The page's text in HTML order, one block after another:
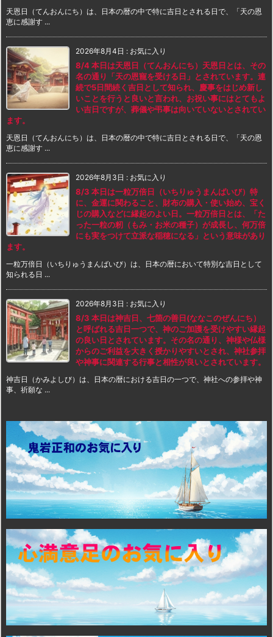
天恩日（てんおんにち）は、日本の暦の中で特に吉日とされる日で、「天の恩
恵に感謝す ...
2026年8月4日 : お気に入り
8/4 本日は天恩日（てんおんにち）天恩日とは、その
名の通り「天の恩寵を受ける日」とされています。連
続で5日間続く吉日として知られ、慶事をはじめ新し
いことを行うと良いと言われ、お祝い事にはとてもよ
い吉日ですが、葬儀や弔事は向いていないとされてい
ます。
天恩日（てんおんにち）は、日本の暦の中で特に吉日とされる日で、「天の恩
恵に感謝す ...
2026年8月3日 : お気に入り
8/3 本日は一粒万倍日（いちりゅうまんばいび）特
に、金運に関わること、財布の購入・使い始め、宝く
じの購入などに縁起のよい日。一粒万倍日とは、「た
った一粒の籾（もみ・お米の種子）が成長し、何万倍
にも実をつけて立派な稲穂になる」という意味があり
ます。
一粒万倍日（いちりゅうまんばいび）は、日本の暦において特別な吉日として
知られる日 ...
2026年8月3日 : お気に入り
8/3 本日は神吉日、七箇の善日(ななこのぜんにち）
と呼ばれる吉日一つで、神のご加護を受けやすい縁起
の良い日とされています。その名の通り、神様や仏様
からのご利益を大きく授かりやすいとされ、神社参拝
や神事に関連する行事と相性が良いとされています。
神吉日（かみよしび）は、日本の暦における吉日の一つで、神社への参拝や神
事、祈願な ...